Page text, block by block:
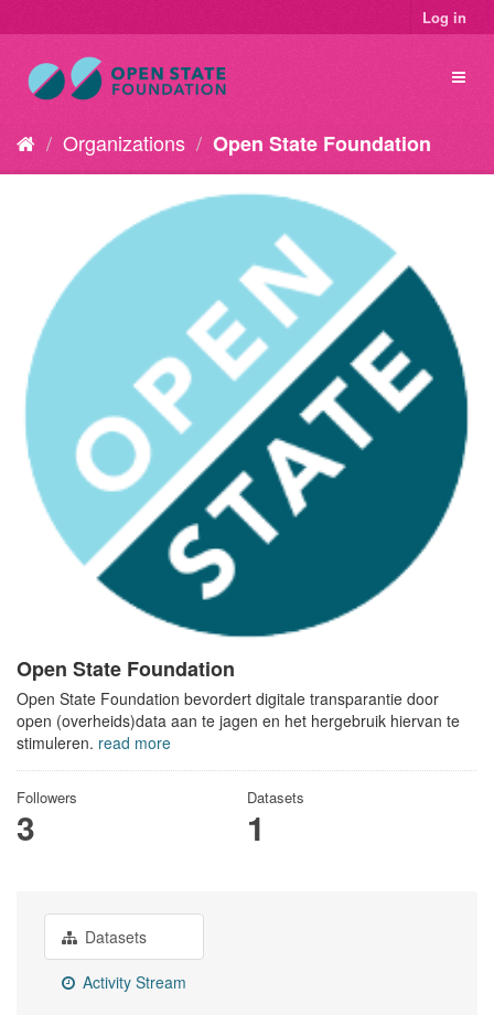
Log in
Organizations Open State Foundation
Open State Foundation
Open State Foundation bevordert digitale transparantie door
open (overheids)data aan te jagen en het hergebruik hiervan te
stimuleren. read more
Followers
3
Datasets
1
Datasets
Activity Stream